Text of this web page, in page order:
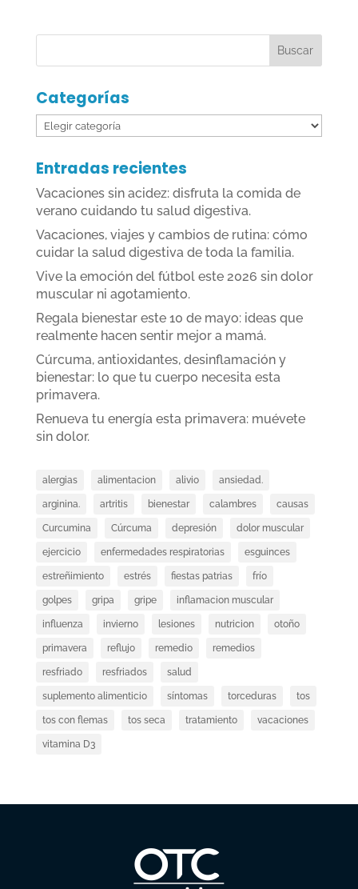
Categorías
Categorías
Entradas recientes
Vacaciones sin acidez: disfruta la comida de
verano cuidando tu salud digestiva.
Vacaciones, viajes y cambios de rutina: cómo
cuidar la salud digestiva de toda la familia.
Vive la emoción del fútbol este 2026 sin dolor
muscular ni agotamiento.
Regala bienestar este 10 de mayo: ideas que
realmente hacen sentir mejor a mamá.
Cúrcuma, antioxidantes, desinflamación y
bienestar: lo que tu cuerpo necesita esta
primavera.
Renueva tu energía esta primavera: muévete
sin dolor.
alergias alimentacion alivio ansiedad.
arginina. artritis bienestar calambres causas
Curcumina Cúrcuma depresión dolor muscular
ejercicio enfermedades respiratorias esguinces
estreñimiento estrés fiestas patrias frío
golpes gripa gripe inflamacion muscular
influenza invierno lesiones nutricion otoño
primavera reflujo remedio remedios
resfriado resfriados salud
suplemento alimenticio síntomas torceduras tos
tos con flemas tos seca tratamiento vacaciones
vitamina D3